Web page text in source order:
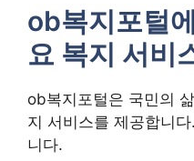
ob복지포털
요 복지 서비
ob복지포털은 국민의
지 서비스를 제공합니
니다.